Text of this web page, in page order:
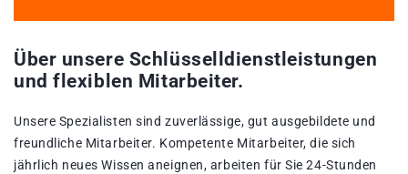
Über unsere Schlüsselldienstleistungen
und flexiblen Mitarbeiter.
Unsere Spezialisten sind zuverlässige, gut ausgebildete und
freundliche Mitarbeiter. Kompetente Mitarbeiter, die sich
jährlich neues Wissen aneignen, arbeiten für Sie 24-Stunden